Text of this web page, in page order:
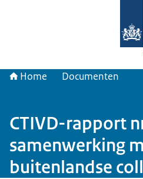
Home Documenten
CTIVD-rapport
samenwerking
buitenlandse